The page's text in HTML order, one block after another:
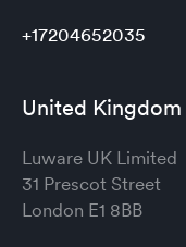
+17204652035
United Kingdom
Luware UK Limited
31 Prescot Street
London E1 8BB